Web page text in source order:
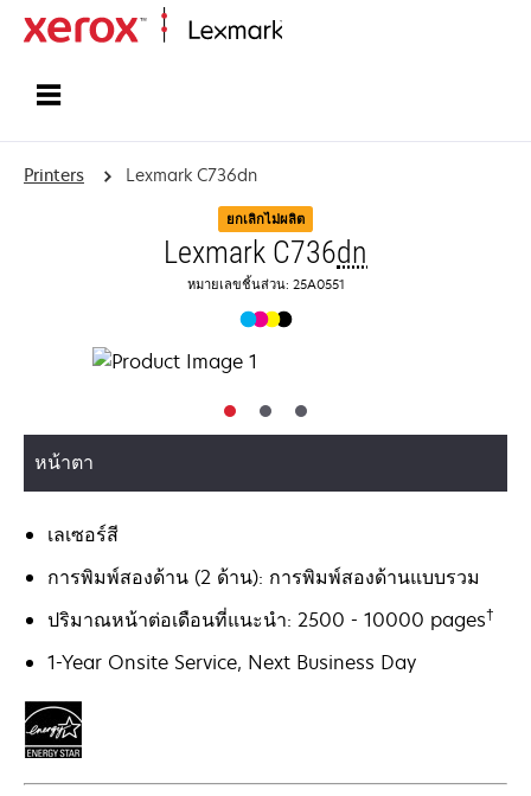
Printers Lexmark C736dn
ยกเลิกไม่ผลิต
Lexmark C736dn
หมายเลขชิ้นส่วน: 25A0551
หน้าตา
เลเซอร์สี
การพิมพ์สองด้าน (2 ด้าน): การพิมพ์สองด้านแบบรวม
ปริมาณหน้าต่อเดือนที่แนะนำ: 2500 - 10000 pages†
1-Year Onsite Service, Next Business Day